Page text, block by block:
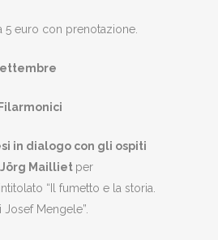
5 euro con prenotazione.
in dialogo con gli ospiti
Mailliet per
“Il fumetto e la storia.
Josef Mengele”.